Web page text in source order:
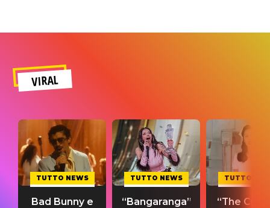
VIRAL
TUTTO NEWS
Bad Bunny e
TUTTO NEWS
“Bangaranga”
TUTTO
“The